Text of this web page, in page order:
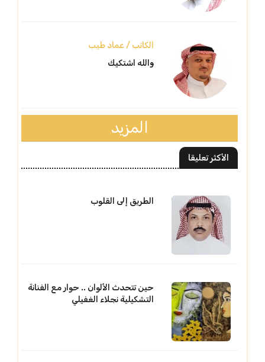
الكاتب / عماد طيب
والله اشتكيك
المزيد
الأكثر تعليقا
الطريق إلى القلوب
حين تتحدث الألوان .. حوار مع الفنانة
التشكيلية نجلاء الغفيلي